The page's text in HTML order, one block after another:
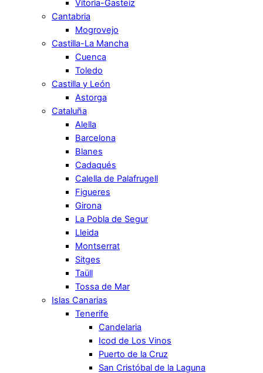
Vitoria-Gasteiz
Cantabria
Mogrovejo
Castilla-La Mancha
Cuenca
Toledo
Castilla y León
Astorga
Cataluña
Alella
Barcelona
Blanes
Cadaqués
Calella de Palafrugell
Figueres
Girona
La Pobla de Segur
Lleida
Montserrat
Sitges
Taüll
Tossa de Mar
Islas Canarias
Tenerife
Candelaria
Icod de Los Vinos
Puerto de la Cruz
San Cristóbal de la Laguna